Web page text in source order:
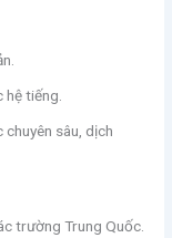
tiếng.
chuyên sâu, dịch
trường Trung Quốc.